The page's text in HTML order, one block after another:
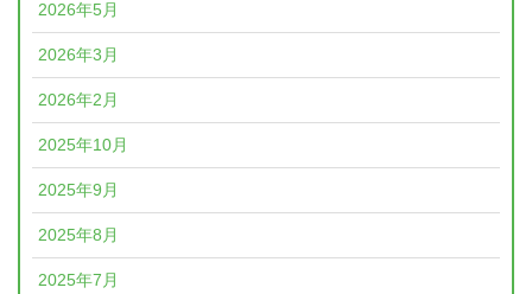
2026年5月
2026年3月
2026年2月
2025年10月
2025年9月
2025年8月
2025年7月